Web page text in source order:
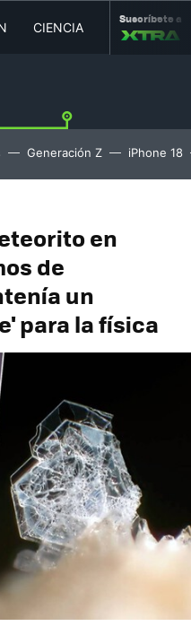
CIENCIA MOVILIDAD
Suscríbete a
Generación Z iPhone 18
en
de
un
para la física